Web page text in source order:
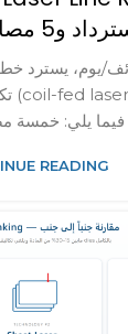
و5 مصادر للتوفير
8 لفائف/يوم،
فيما يلي: خمسة
READING